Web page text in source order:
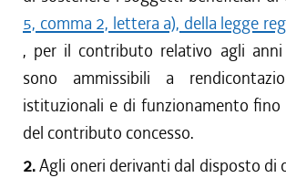
5, comma 2, lettera a), della legge
, per il contributo relativo agli
sono ammissibili a
istituzionali e di funzionamento fino
del contributo concesso.
2.Agli oneri derivanti dal disposto di